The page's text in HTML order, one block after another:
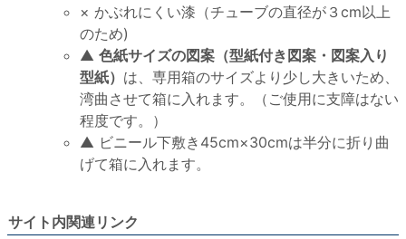
× かぶれにくい漆（チューブの直径が３cm以上
のため)
▲ 色紙サイズの図案（型紙付き図案・図案入り
型紙） は、専用箱のサイズより少し大きいため、
湾曲させて箱に入れます。（ご使用に支障はない
程度です。）
▲ ビニール下敷き45cm×30cmは半分に折り曲
げて箱に入れます。
サイト内関連リンク